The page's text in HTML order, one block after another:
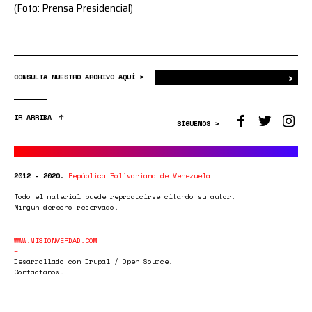
(Foto: Prensa Presidencial)
CONSULTA NUESTRO ARCHIVO AQUÍ > ›
IR ARRIBA
SÍGUENOS >
2012 - 2020. República Bolivariana de Venezuela
Todo el material puede reproducirse citando su autor.
Ningún derecho reservado.
WWW.MISIONVERDAD.COM
Desarrollado con Drupal / Open Source.
Contáctanos.